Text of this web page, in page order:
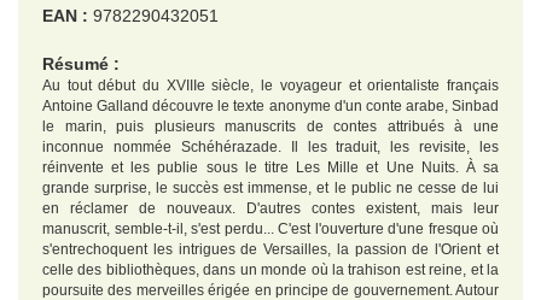
EAN : 9782290432051
Résumé :
Au tout début du XVIIIe siècle, le voyageur et orientaliste français
Antoine Galland découvre le texte anonyme d'un conte arabe, Sinbad
le marin, puis plusieurs manuscrits de contes attribués à une
inconnue nommée Schéhérazade. Il les traduit, les revisite, les
réinvente et les publie sous le titre Les Mille et Une Nuits. À sa
grande surprise, le succès est immense, et le public ne cesse de lui
en réclamer de nouveaux. D'autres contes existent, mais leur
manuscrit, semble-t-il, s'est perdu... C'est l'ouverture d'une fresque où
s'entrechoquent les intrigues de Versailles, la passion de l'Orient et
celle des bibliothèques, dans un monde où la trahison est reine, et la
poursuite des merveilles érigée en principe de gouvernement. Autour